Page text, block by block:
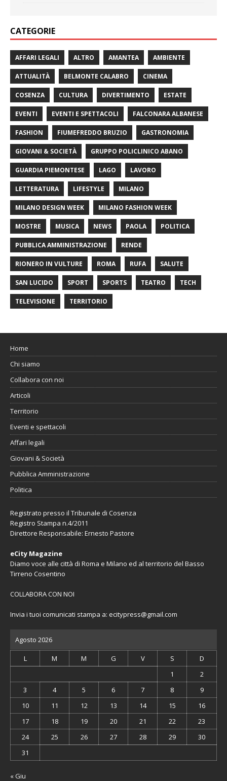
CATEGORIE
AFFARI LEGALI ALTRO AMANTEA AMBIENTE
ATTUALITÀ BELMONTE CALABRO CINEMA
COSENZA CULTURA DIVERTIMENTO ESTATE
EVENTI EVENTI E SPETTACOLI FALCONARA ALBANESE
FASHION FIUMEFREDDO BRUZIO GASTRONOMIA
GIOVANI & SOCIETÀ GRUPPO POLICLINICO ABANO
GUARDIA PIEMONTESE LAGO LAVORO
LETTERATURA LIFESTYLE MILANO
MILANO DESIGN WEEK MILANO FASHION WEEK
MOSTRE MUSICA NEWS PAOLA POLITICA
PUBBLICA AMMINISTRAZIONE RENDE
RIONERO IN VULTURE ROMA RUFA SALUTE
SAN LUCIDO SPORT SPORTS TEATRO TECH
TELEVISIONE TERRITORIO
Home
Chi siamo
Collabora con noi
Articoli
Territorio
Eventi e spettacoli
Affari legali
Giovani & Società
Pubblica Amministrazione
Politica
Registrato presso il Tribunale di Cosenza
Registro Stampa n.4/2011
Direttore Responsabile: Ernesto Pastore
eCity Magazine
Diamo voce alle città di Roma e Milano ed al territorio del Basso
Tirreno Cosentino
COLLABORA CON NOI
Invia i tuoi comunicati stampa a: ecitypress@gmail.com
Agosto 2026
L M M G V S
D
1
2
3
4 5 6 7 8
9
10
11 12 13 14 15
16
17
18 19 20 21 22
23
24
25 26 27 28 29
30
31
« Giu